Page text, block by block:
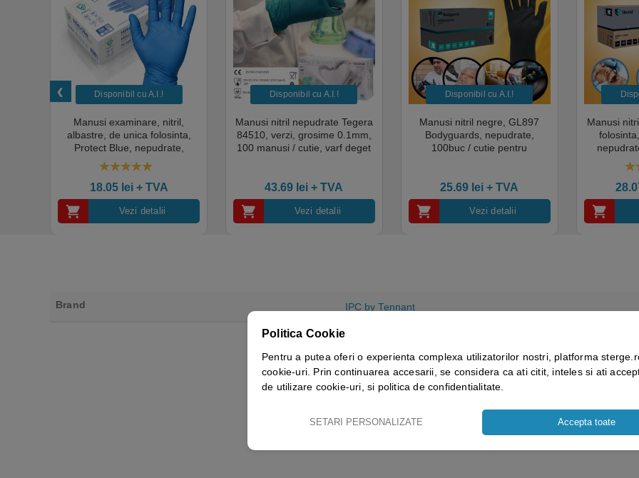
Disponibil cu A.I.​!
Manusi examinare, nitril,
albastre, de unica folosinta,
Protect Blue, nepudrate,
100buc / cutie pentru medical,
HoReCa, saloane si domeniul
industrial, calitate premium
18.05 lei+ TVA
Vezi detalii
Disponibil cu A.I.​!
Manusi nitril nepudrate Tegera
84510, verzi, grosime 0.1mm,
100 manusi / cutie, varf deget
43.69 lei + TVA
Vezi detalii
Disponibil cu A.I.​!
Manusi nitril negre, GL897
Bodyguards, nepudrate,
100buc / cutie pentru
industrial, calitate premium
25.69 lei + TVA
Vezi detalii
Manusi
pentru
saloane si
Brand IPC by Tennant
Politica Cookie
Pentru a putea oferi o experienta complexa utilizatorilor nostri, platforma
cookie-uri. Prin continuarea accesarii, se considera ca ati citit, inteles si ati
de utilizare cookie-uri, si politica de confidentialitate.
SETARI PERSONALIZATE Accepta toate